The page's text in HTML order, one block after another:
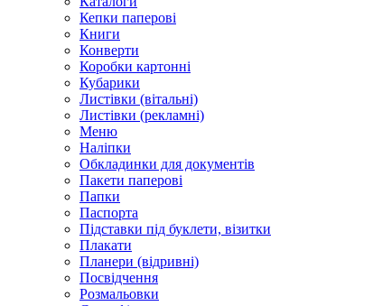
Кепки паперові
Книги
Конверти
Коробки картонні
Кубарики
Листівки (вітальні)
Листівки (рекламні)
Меню
Наліпки
Обкладинки для документів
Пакети паперові
Папки
Паспорта
Підставки під буклети, візитки
Плакати
Планери (відривні)
Посвідчення
Розмальовки